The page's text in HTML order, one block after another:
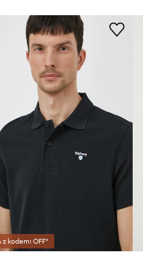
z kodem: OFF*